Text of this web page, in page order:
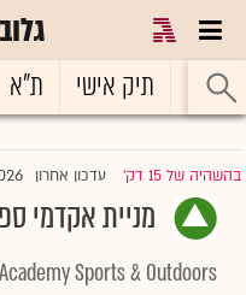
ראשי תיק אישי ת"א
בהשהיה של 15 דק' |עדכון אחרון
מניית אקדמי
Academy Sports & Outdoors